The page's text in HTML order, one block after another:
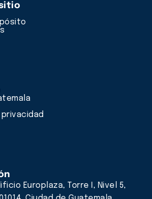
Europlaza, Torre I, Nivel 5,